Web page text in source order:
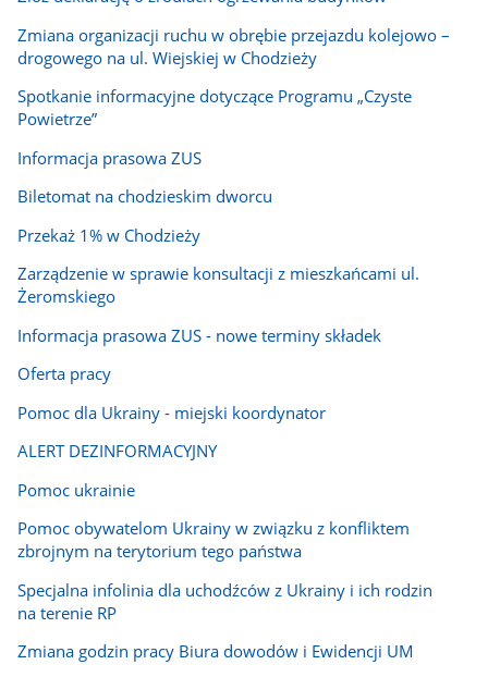
Zmiana organizacji ruchu w obrębie przejazdu kolejowo –
drogowego na ul. Wiejskiej w Chodzieży
Spotkanie informacyjne dotyczące Programu „Czyste
Powietrze”
Informacja prasowa ZUS
Biletomat na chodzieskim dworcu
Przekaż 1% w Chodzieży
Zarządzenie w sprawie konsultacji z mieszkańcami ul.
Żeromskiego
Informacja prasowa ZUS - nowe terminy składek
Oferta pracy
Pomoc dla Ukrainy - miejski koordynator
ALERT DEZINFORMACYJNY
Pomoc ukrainie
Pomoc obywatelom Ukrainy w związku z konfliktem
zbrojnym na terytorium tego państwa
Specjalna infolinia dla uchodźców z Ukrainy i ich rodzin
na terenie RP
Zmiana godzin pracy Biura dowodów i Ewidencji UM